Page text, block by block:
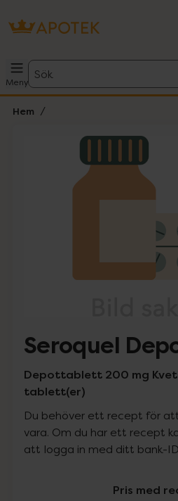
Meny
Sök
Hem
Lista: . Innehåller 1
Seroquel
Depottablett 200 mg
tablett(er)
Du behöver ett recept för
vara. Om du har ett recept
att logga in med ditt bank-
Pris med